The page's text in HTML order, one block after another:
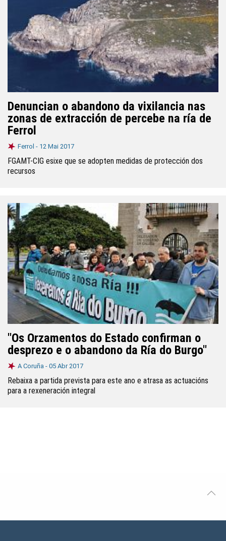
Denuncian o abandono da vixilancia nas
zonas de extracción de percebe na ría de
Ferrol
Ferrol - 12 Mai 2017
FGAMT-CIG esixe que se adopten medidas de protección dos
recursos
"Os Orzamentos do Estado confirman o
desprezo e o abandono da Ría do Burgo"
A Coruña - 05 Abr 2017
Rebaixa a partida prevista para este ano e atrasa as actuacións
para a rexeneración integral